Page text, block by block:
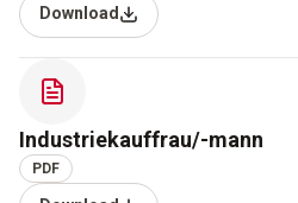
Download
Industriekauffrau/-mann
PDF